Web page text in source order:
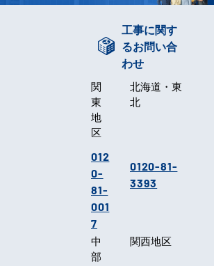
工事に関す
るお問い合
わせ
関
東
地
区
012
0-
81-
001
7
北海道・東
北
0120-81-
3393
中
部
関西地区